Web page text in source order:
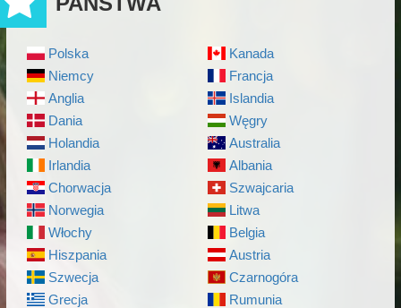
Polska
Niemcy
Anglia
Dania
Holandia
Irlandia
Chorwacja
Norwegia
Włochy
Hiszpania
Szwecja
Grecja
Kanada
Francja
Islandia
Węgry
Australia
Albania
Szwajcaria
Litwa
Belgia
Austria
Czarnogóra
Rumunia